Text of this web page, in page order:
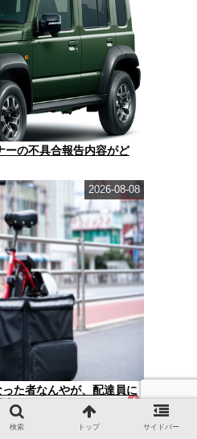
ーの不具合報告内容がど
た者なんやが、配達員に
れ
2026-08-08
検索 トップ サイドバー